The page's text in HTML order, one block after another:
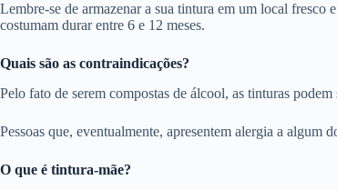
Lembre-se de armazenar a sua tintura em um local fresco
costumam durar entre 6 e 12 meses.
Quais são as contraindicações?
Pelo fato de serem compostas de álcool, as tinturas
Pessoas que, eventualmente, apresentem alergia a algum
O que é tintura-mãe?